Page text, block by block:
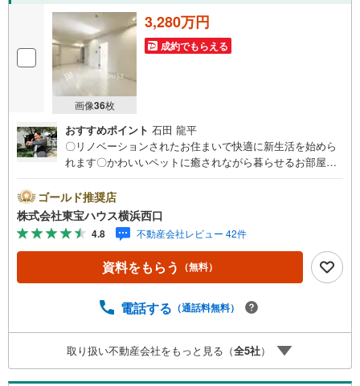
画像36枚
3,280万円
成約でもらえる
おすすめポイント 石田 龍平
〇リノベーションされたお住まいで快適に新生活を始めら
れます〇かわいいペットに癒されながら暮らせるお部屋
近く子育て世代にもおすすめ！ーーーーYahoo！ 不動産キ
ャンペーン対象店舗ーーーー当店で物件を成約するとPayP
ayボーナスライトがもらえる「Yahoo！ 不動産 物件ご成約
キャンペーン」の対象になります。「資料をもらう」「見
学予約をする」ボタンからお問い合わせください。※必ずY
ahoo！ JAPAN IDでログインしてください。※PayPayボー
から60日です。ーーーーーーーーーーーーーーーーーーー
（変動金利）※上記金利は 2026年8月時点 のものであり、
実際の適用金利は融資実行時のものとなります。金利情勢
により表記の返済額と異なる場合があります。ーーーーー
ゴールド推奨店
株式会社東宝ハウス横浜西口
4.8 不動産会社レビュー 42件
資料をもらう （無料）
電話する （通話料無料）
取り扱い不動産会社をもっと見る（全5社）